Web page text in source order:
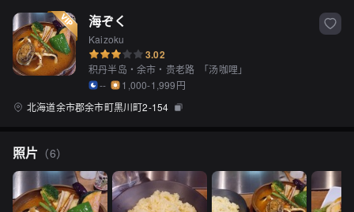
海ぞく
Kaizoku
3.02
积丹半岛・余市・贵老路 「汤咖哩 」
--
1,000-1,999円
北海道余市郡余市町黒川町2-154
照片 （6）